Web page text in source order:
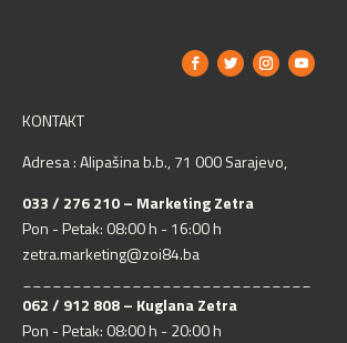
KONTAKT
Adresa : Alipašina b.b., 71 000 Sarajevo,
033 / 276 210 – Marketing Zetra
Pon - Petak: 08:00 h - 16:00 h
zetra.marketing@zoi84.ba
062 / 912 808 – Kuglana Zetra
Pon - Petak: 08:00 h - 20:00 h